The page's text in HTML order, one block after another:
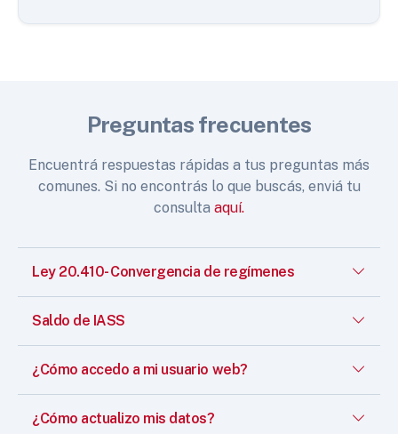
Preguntas frecuentes
Encuentrá respuestas rápidas a tus preguntas más
comunes. Si no encontrás lo que buscás, enviá tu
consulta aquí.
Ley 20.410- Convergencia de regímenes
Saldo de IASS
¿Cómo accedo a mi usuario web?
¿Cómo actualizo mis datos?